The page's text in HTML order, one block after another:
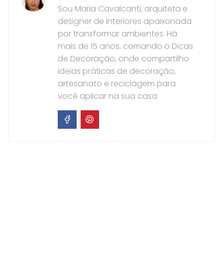
Sou Maria Cavalcanti, arquiteta e
designer de interiores apaixonada
por transformar ambientes. Há
mais de 15 anos, comando o Dicas
de Decoração, onde compartilho
ideias práticas de decoração,
artesanato e reciclagem para
você aplicar na sua casa